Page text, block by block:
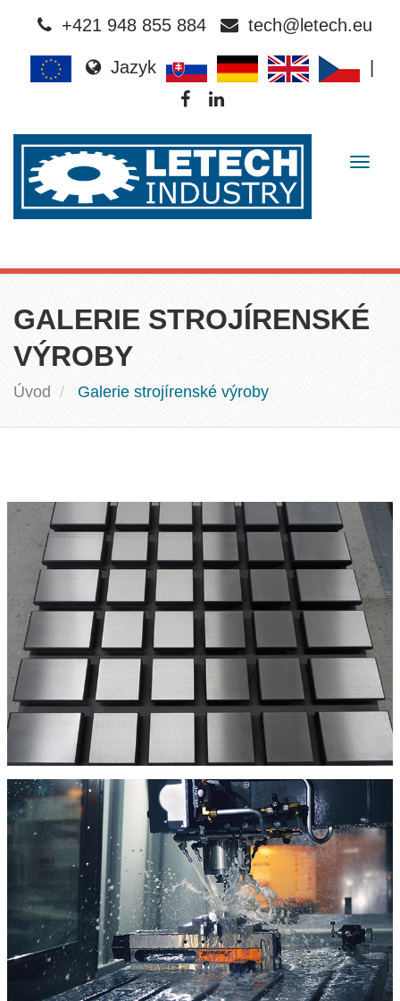
+421 948 855 884 tech@letech.eu
Jazyk
GALERIE STROJÍRENSKÉ
VÝROBY
Úvod Galerie strojírenské výroby